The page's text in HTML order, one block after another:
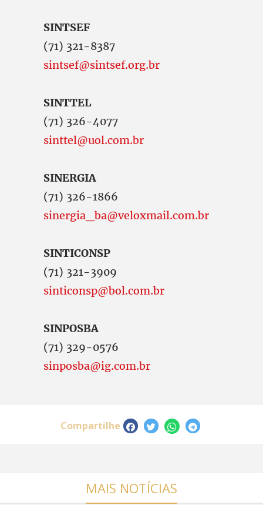
SINTSEF
(71) 321-8387
sintsef@sintsef.org.br
SINTTEL
(71) 326-4077
sinttel@uol.com.br
SINERGIA
(71) 326-1866
sinergia_ba@veloxmail.com.br
SINTICONSP
(71) 321-3909
sinticonsp@bol.com.br
SINPOSBA
(71) 329-0576
sinposba@ig.com.br
Compartilhe
MAIS NOTÍCIAS